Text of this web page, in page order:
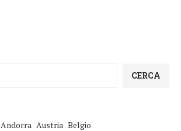
CERCA
Andorra Austria Belgio